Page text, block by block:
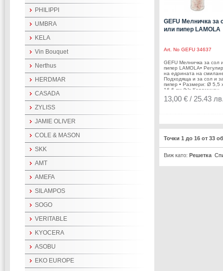
GEFU Мелничка за
или пипер LAMOLA
Art. No GEFU 34637
GEFU Мелничка за сол
пипер LAMOLA•
на едрината на
Подходяща и за сол и
пипер • Размери: Ø 5,5
16,6 см (h)• Керамичен
смилащ механизъм•
Материал: неръждаема
13,00 € / 25.43
Точки 1 до 16 от 33
Виж като: Решетка
PHILIPPI
UMBRA
KELA
Vin Bouquet
Nerthus
HERDMAR
CASADA
ZYLISS
JAMIE OLIVER
COLE & MASON
SKK
AMT
AMEFA
SILAMPOS
SOGO
VERITABLE
KYOCERA
ASOBU
EKO EUROPE